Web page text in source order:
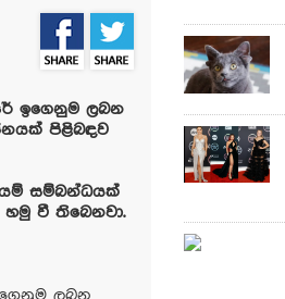
ඉගෙනුම ලබන
පිළිබඳව
සම්බන්ධයක්
වී තිබෙනවා.